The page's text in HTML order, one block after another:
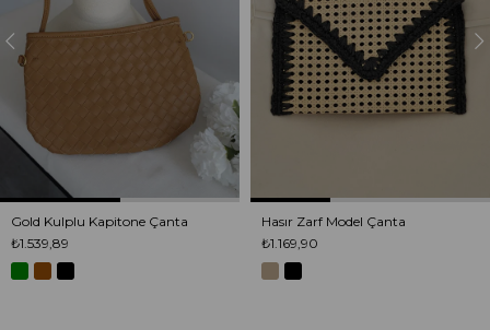
Gold Kulplu Kapitone Çanta
₺1.539,89
Hasır Zarf Model Çanta
₺1.169,90